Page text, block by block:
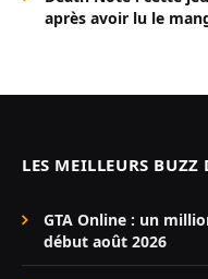
après avoir lu le
LES MEILLEURS
GTA Online : un
début août 2026